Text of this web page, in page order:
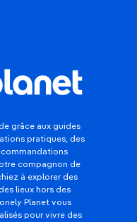
grâce aux guides
pratiques, des
compagnon de
à explorer des
lieux hors des
Planet vous
pour vivre des